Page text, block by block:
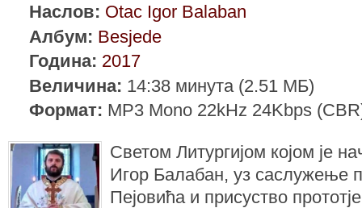
Наслов: Otac Igor Balaban
Албум: Besjede
Година: 2017
Величина: 14:38 минута (2.51 МБ)
Формат: MP3 Mono 22kHz 24Kbps
Светом Литургијом којом је
Игор Балабан, уз саслужење
Пејовића и присуство